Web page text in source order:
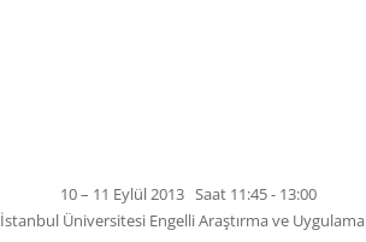
10 – 11 Eylül 2013 Saat 11:45 - 13:00
Üniversitesi Engelli Araştırma ve Uygulama